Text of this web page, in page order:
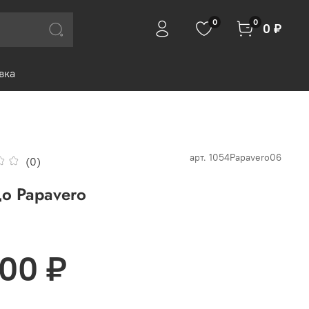
0 0 0 ₽
(0) арт. 1054Papavero06
Papavero
₽